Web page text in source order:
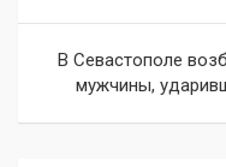
записям
В Севастополе
мужчины,